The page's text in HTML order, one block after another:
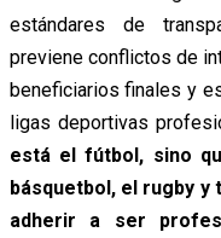
estándares de
previene conflictos de
beneficiarios finales y
ligas deportivas
está el fútbol, sino
básquetbol, el rugby
adherir a ser